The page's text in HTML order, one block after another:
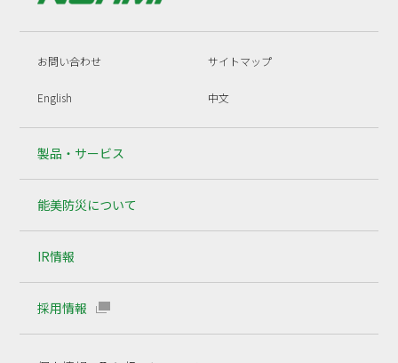
お問い合わせ サイトマップ
English 中文
製品・サービス
能美防災について
IR情報
採用情報